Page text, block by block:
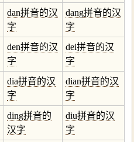
dan拼音的汉
字
dang拼音的汉
字
den拼音的汉
字
dei拼音的汉
字
dia拼音的汉
字
dian拼音的汉
字
ding拼音的
汉字
diu拼音的汉
字